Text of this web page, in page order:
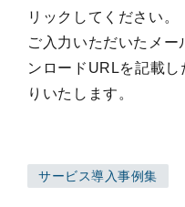
リックしてください。
ご入力いただいたメー
ンロードURLを記載
りいたします。
サービス導入事例集